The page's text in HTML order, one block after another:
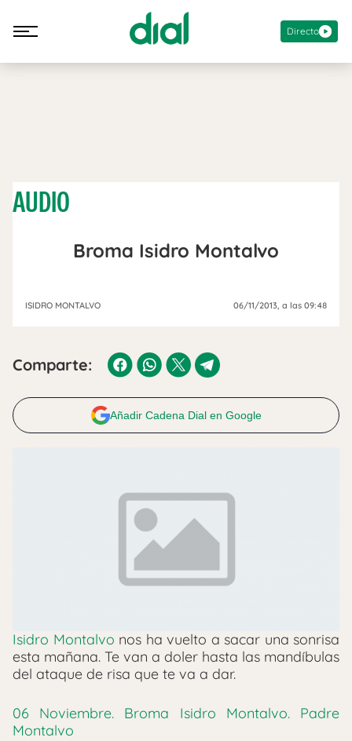
Directo
AUDIO
Broma Isidro Montalvo
ISIDRO MONTALVO 06/11/2013, a las 09:48
Comparte:
Añadir Cadena Dial en Google
Isidro Montalvo nos ha vuelto a sacar una sonrisa
esta mañana. Te van a doler hasta las mandíbulas
del ataque de risa que te va a dar.
06 Noviembre. Broma Isidro Montalvo. Padre
Montalvo